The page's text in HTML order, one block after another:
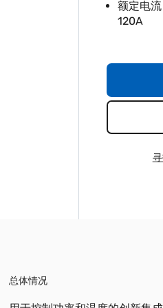
额定电
120A
总体情况